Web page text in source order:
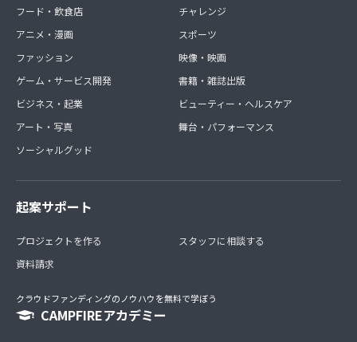
フード・飲食店
アニメ・漫画
ファッション
ゲーム・サービス開発
ビジネス・起業
アート・写真
ソーシャルグッド
チャレンジ
スポーツ
映像・映画
書籍・雑誌出版
ビューティー・ヘルスケア
舞台・パフォーマンス
起案サポート
プロジェクトを作る
資料請求
スタッフに相談する
クラウドファンディングのノウハウを無料で学ぼう
CAMPFIREアカデミー